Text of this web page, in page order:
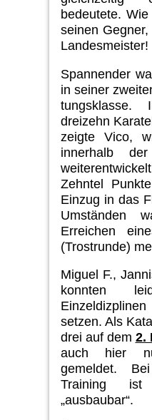
bedeutete.
sei­nen
Landesmeister!
Spannender
in seiner
tungsklasse. I
dreizehn
zeigte Vico,
innerhalb
Zehntel
Einzug in das
Umständen
Erreichen
(Trostrunde)
Miguel F.,
konnten
setzen. Als
drei auf dem 2.
auch hier
gemeldet.
Training ist
„ausbaubar“.